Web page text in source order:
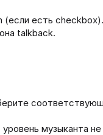
(если есть checkbox).
talkback.
музыканта не